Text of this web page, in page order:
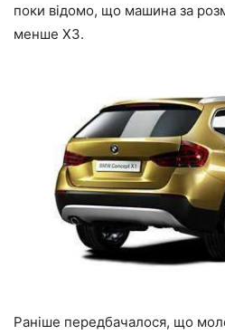
поки відомо, що машина за
менше X3.
Раніше передбачалося, що